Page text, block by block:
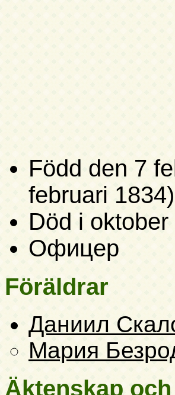
Född den 7
februari 1834)
Död i
Офицер
Föräldrar
Даниил
Мария
Äktenskap